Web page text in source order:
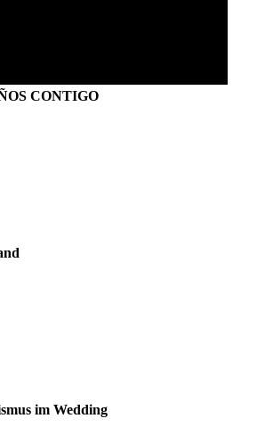
CONTIGO
im Wedding